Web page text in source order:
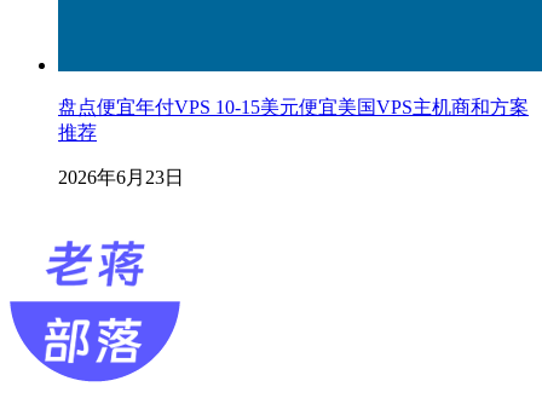
盘点便宜年付VPS 10-15美元便宜美国VPS主机商和方案
推荐
2026年6月23日